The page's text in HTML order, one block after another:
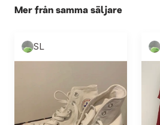
Mer från samma säljare
SL